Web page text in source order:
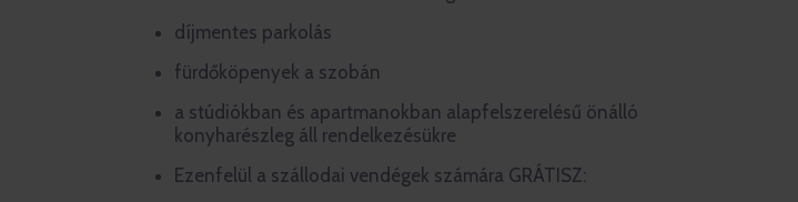
díjmentes parkolás
fürdőköpenyek a szobán
a stúdiókban és apartmanokban alapfelszerelésű önálló
konyharészleg áll rendelkezésükre
Ezenfelül a szállodai vendégek számára GRÁTISZ: